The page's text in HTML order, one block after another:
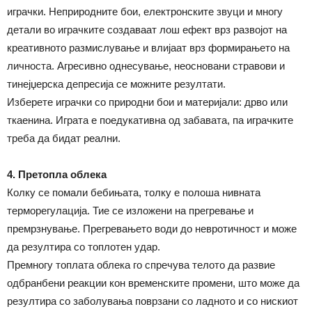
играчки. Неприродните бои, електронските звуци и многу
детали во играчките создаваат лош ефект врз развојот на
креативното размислување и влијаат врз формирањето на
личноста. Агресивно однесување, неосновани стравови и
тинејџерска депресија се можните резултати.
Изберете играчки со природни бои и материјали: дрво или
ткаенина. Играта е поедукативна од забавата, па играчките
треба да бидат реални.
4. Претопла облека
Колку се помали бебињата, толку е полоша нивната
терморегулација. Тие се изложени на прегревање и
премрзнување. Прегревањето води до невротичност и може
да резултира со топлотен удар.
Премногу топлата облека го спречува телото да развие
одбранбени реакции кон временските промени, што може да
резултира со заболувања поврзани со ладното и со нискиот